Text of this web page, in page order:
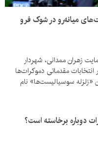
میانه‌رو در شوک فرو
زهران ممدانی، شهردار
مقدماتی دموکرات‌ها
«زلزله سوسیالیست‌ها» نام
دوباره برخاسته است؟